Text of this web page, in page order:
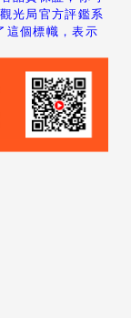
光局官方評鑑系
這個標幟，表示